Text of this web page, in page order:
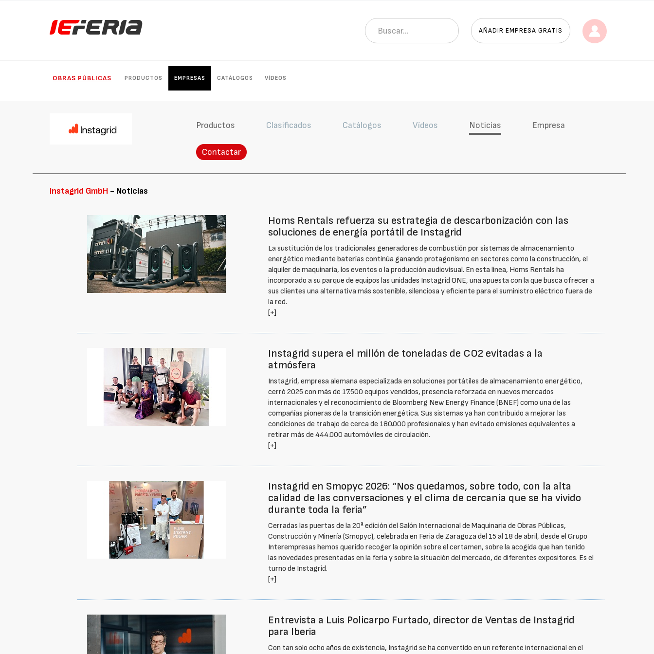
AÑADIR EMPRESA GRATIS
OBRAS PÚBLICAS PRODUCTOS EMPRESAS CATÁLOGOS VÍDEOS
Productos Clasificados Catálogos Vídeos Noticias Empresa
Contactar
Instagrid GmbH - Noticias
Homs Rentals refuerza su estrategia de descarbonización con las
soluciones de energía portátil de Instagrid
La sustitución de los tradicionales generadores de combustión por sistemas de almacenamiento
energético mediante baterías continúa ganando protagonismo en sectores como la construcción, el
alquiler de maquinaria, los eventos o la producción audiovisual. En esta línea, Homs Rentals ha
incorporado a su parque de equipos las unidades Instagrid ONE, una apuesta con la que busca ofrecer a
sus clientes una alternativa más sostenible, silenciosa y eficiente para el suministro eléctrico fuera de
la red.
[+]
Instagrid supera el millón de toneladas de CO2 evitadas a la
atmósfera
Instagrid, empresa alemana especializada en soluciones portátiles de almacenamiento energético,
cerró 2025 con más de 17.500 equipos vendidos, presencia reforzada en nuevos mercados
internacionales y el reconocimiento de Bloomberg New Energy Finance (BNEF) como una de las
compañías pioneras de la transición energética. Sus sistemas ya han contribuido a mejorar las
condiciones de trabajo de cerca de 180.000 profesionales y han evitado emisiones equivalentes a
retirar más de 444.000 automóviles de circulación.
[+]
Instagrid en Smopyc 2026: “Nos quedamos, sobre todo, con la alta
calidad de las conversaciones y el clima de cercanía que se ha vivido
durante toda la feria”
Cerradas las puertas de la 20ª edición del Salón Internacional de Maquinaria de Obras Públicas,
Construcción y Minería (Smopyc), celebrada en Feria de Zaragoza del 15 al 18 de abril, desde el Grupo
Interempresas hemos querido recoger la opinión sobre el certamen, sobre la acogida que han tenido
las novedades presentadas en la feria y sobre la situación del mercado, de diferentes expositores. Es el
turno de Instagrid.
[+]
Entrevista a Luis Policarpo Furtado, director de Ventas de Instagrid
para Iberia
Con tan solo ocho años de existencia, Instagrid se ha convertido en un referente internacional en el